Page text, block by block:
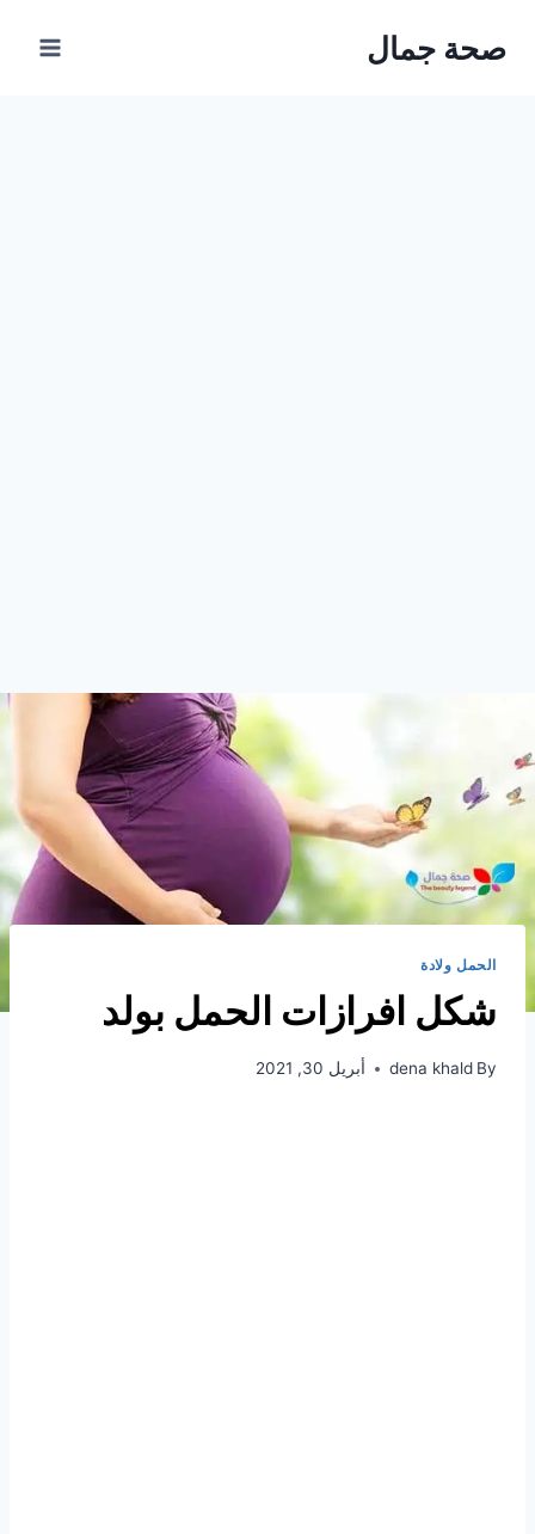
صحة جمال
الحمل ولادة
شكل افرازات الحمل بولد
By
dena khald أبريل 30, 2021